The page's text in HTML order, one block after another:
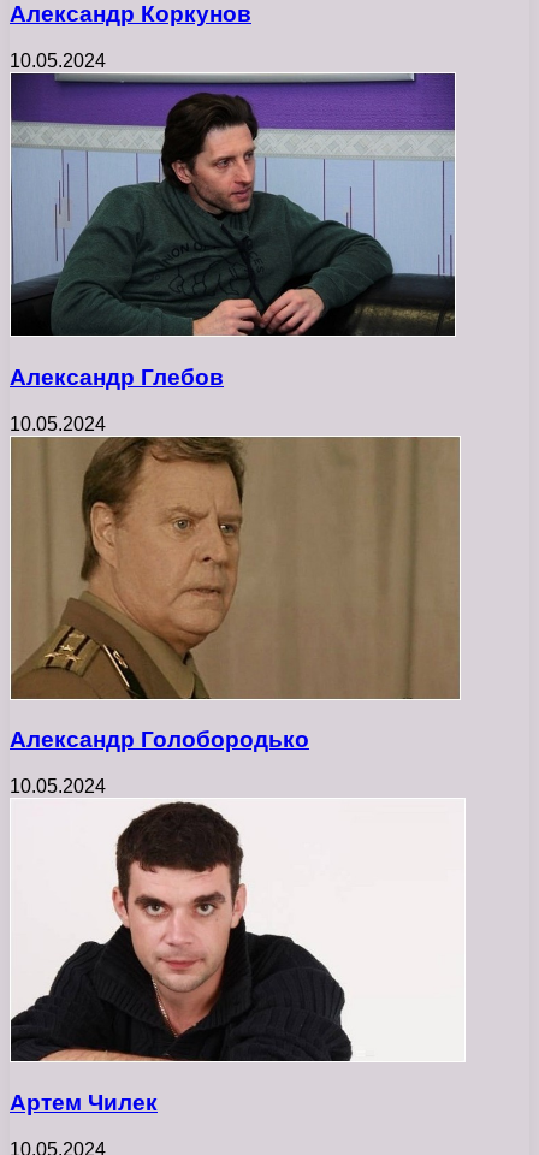
Александр Коркунов
10.05.2024
Александр Глебов
10.05.2024
Александр Голобородько
10.05.2024
Артем Чилек
10.05.2024